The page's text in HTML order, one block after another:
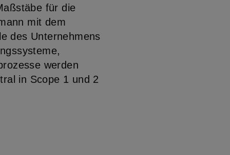
für die
mit dem
des Unternehmens
werden
in Scope 1 und 2